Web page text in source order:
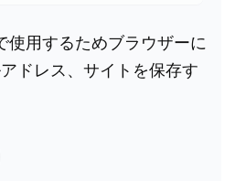
使用するためブラウザーに
ドレス、サイトを保存す